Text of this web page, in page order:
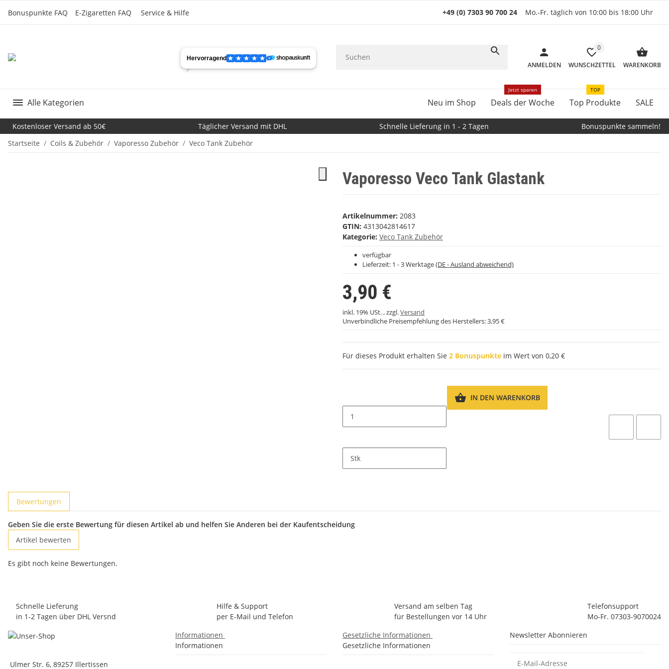
Bonuspunkte FAQ E-Zigaretten FAQ Service & Hilfe +49 (0) 7303 90 700 24 Mo.-Fr. täglich von 10:00 bis 18:00 Uhr
ANMELDEN
0
WUNSCHZETTEL WARENKORB
Alle Kategorien Neu im Shop Deals der Woche
Jetzt sparen
Top Produkte
TOP
SALE
Kostenloser Versand ab 50€ Täglicher Versand mit DHL Schnelle Lieferung in 1 - 2 Tagen
Bonuspunkte sammeln!
Startseite
Coils & Zubehör Vaporesso Zubehör Veco Tank Zubehör
Vaporesso Veco Tank Glastank
Artikelnummer: 2083
GTIN: 4313042814617
Kategorie: Veco Tank Zubehör
verfügbar
Lieferzeit: 1 - 3 Werktage(DE - Ausland abweichend)
3,90 €
inkl. 19% USt. , zzgl.Versand
Unverbindliche Preisempfehlung des Herstellers:3,95 €
Für dieses Produkt erhalten Sie 2 Bonuspunkte im Wert von 0,20 €
Stk
IN DEN WARENKORB
Bewertungen
Geben Sie die erste Bewertung für diesen Artikel ab und helfen Sie Anderen bei der Kaufentscheidung
Artikel bewerten
Es gibt noch keine Bewertungen.
Schnelle Lieferung
in 1-2 Tagen über DHL Versnd
Hilfe & Support
per E-Mail und Telefon
Versand am selben Tag
für Bestellungen vor 14 Uhr
Telefonsupport
Mo-Fr. 07303-9070024
Ulmer Str. 6, 89257 Illertissen
Informationen
Informationen
Gesetzliche Informationen
Gesetzliche Informationen
Newsletter Abonnieren